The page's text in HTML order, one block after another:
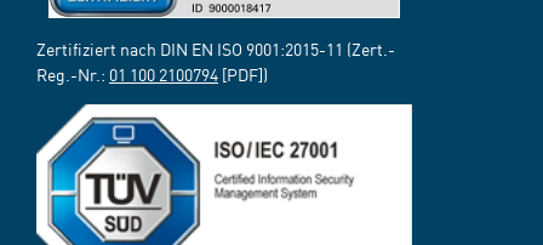
Zertifiziert nach DIN EN ISO 9001:2015-11 (Zert.-
Reg.-Nr.: 01 100 2100794 [PDF])